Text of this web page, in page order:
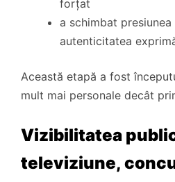
forțat
a schimbat
autenticitatea
Această etapă a fost
mult mai personale decât
Vizibilitatea
televiziune,